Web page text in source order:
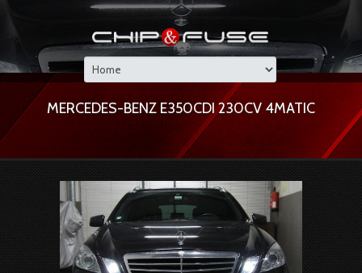
MERCEDES-BENZ E350CDI 230CV 4MATIC